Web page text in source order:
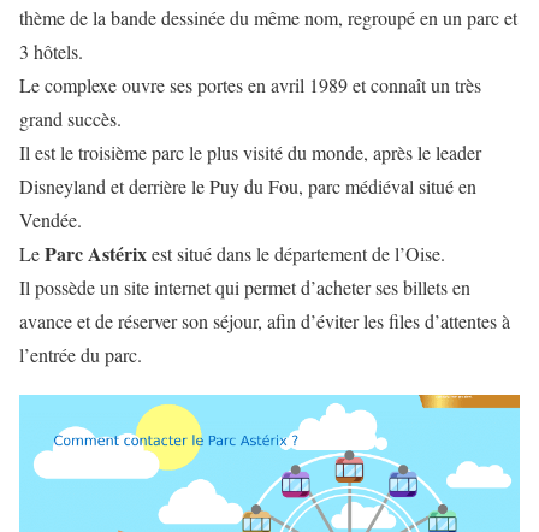
thème de la bande dessinée du même nom, regroupé en un parc et
3 hôtels.
Le complexe ouvre ses portes en avril 1989 et connaît un très
grand succès.
Il est le troisième parc le plus visité du monde, après le leader
Disneyland et derrière le Puy du Fou, parc médiéval situé en
Vendée.
LeParc Astérixest situé dans le département de l’Oise.
Il possède un site internet qui permet d’acheter ses billets en
avance et de réserver son séjour, afin d’éviter les files d’attentes à
l’entrée du parc.